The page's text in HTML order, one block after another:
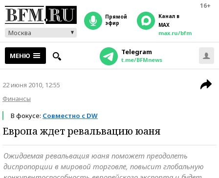
16+
Москва
прямой
эфир
Канал в
MAX
max.ru/bfm
МЕНЮ Telegram
t.me/BFMnews
22 июня 2010, 12:55
Финансы
В фокусе: Совместно с DW
Европа ждет ревальвацию юаня
Ожидаемая ревальвация юаня поможет преодолеть
диспропорции в мировой торговле, повысит глобальную